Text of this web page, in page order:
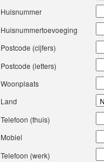
Huisnummer
Huisnummertoevoeging
Postcode (cijfers)
Postcode (letters)
Woonplaats
Land
Telefoon (thuis)
Mobiel
Telefoon (werk)